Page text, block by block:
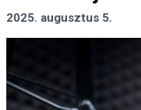
2025. augusztus 5.